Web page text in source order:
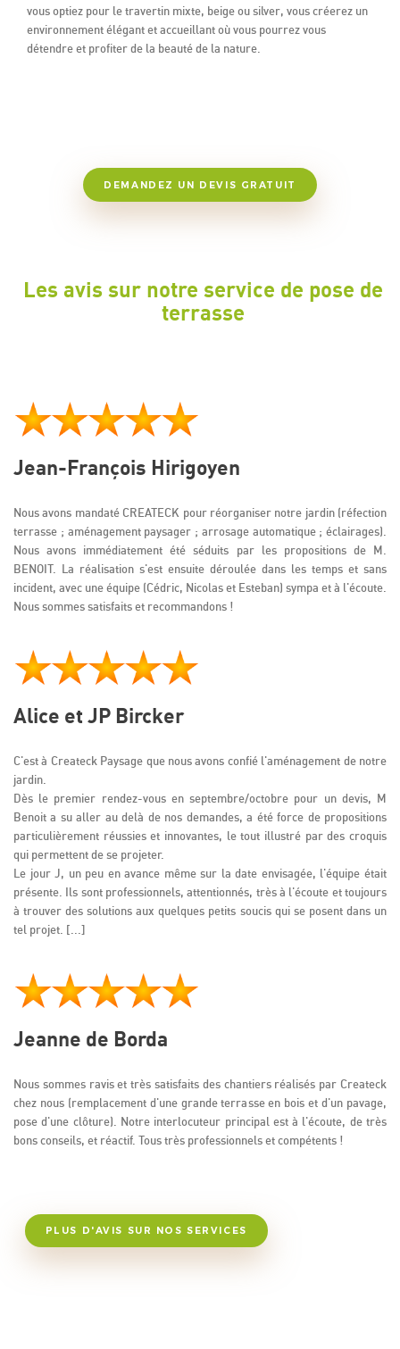
vous optiez pour le travertin mixte, beige ou silver, vous créerez un
environnement élégant et accueillant où vous pourrez vous
détendre et profiter de la beauté de la nature.
DEMANDEZ UN DEVIS GRATUIT
Les avis sur notre service de pose de
terrasse
Jean-François Hirigoyen
Nous avons mandaté CREATECK pour réorganiser notre jardin (réfection
terrasse ; aménagement paysager ; arrosage automatique ; éclairages).
Nous avons immédiatement été séduits par les propositions de M.
BENOIT. La réalisation s'est ensuite déroulée dans les temps et sans
incident, avec une équipe (Cédric, Nicolas et Esteban) sympa et à l'écoute.
Nous sommes satisfaits et recommandons !
Alice et JP Bircker
C'est à Createck Paysage que nous avons confié l'aménagement de notre
jardin.
Dès le premier rendez-vous en septembre/octobre pour un devis, M
Benoit a su aller au delà de nos demandes, a été force de propositions
particulièrement réussies et innovantes, le tout illustré par des croquis
qui permettent de se projeter.
Le jour J, un peu en avance même sur la date envisagée, l'équipe était
présente. Ils sont professionnels, attentionnés, très à l'écoute et toujours
à trouver des solutions aux quelques petits soucis qui se posent dans un
tel projet. [...]
Jeanne de Borda
Nous sommes ravis et très satisfaits des chantiers réalisés par Createck
chez nous (remplacement d'une grande terrasse en bois et d'un pavage,
pose d'une clôture). Notre interlocuteur principal est à l'écoute, de très
bons conseils, et réactif. Tous très professionnels et compétents !
PLUS D'AVIS SUR NOS SERVICES